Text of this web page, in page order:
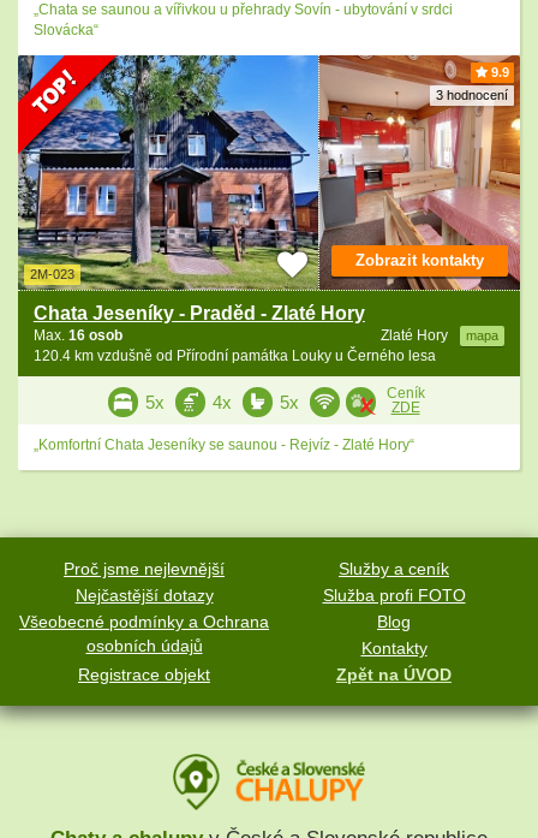
„Chata se saunou a vířivkou u přehrady Sovín - ubytování v srdci
Slovácka“
9.9
3 hodnocení
2M-023
Chata Jeseníky - Praděd - Zlaté Hory
Zlaté Hory mapa
Max. 16 osob
120.4 km vzdušně od Přírodní památka Louky u Černého lesa
Zobrazit kontakty
5x 4x 5x
Ceník
ZDE
„Komfortní Chata Jeseníky se saunou - Rejvíz - Zlaté Hory“
Proč jsme nejlevnější
Služby a ceník
Nejčastější dotazy
Služba profi FOTO
Všeobecné podmínky a Ochrana
osobních údajů
Blog
Kontakty
Registrace objekt
Zpět na ÚVOD